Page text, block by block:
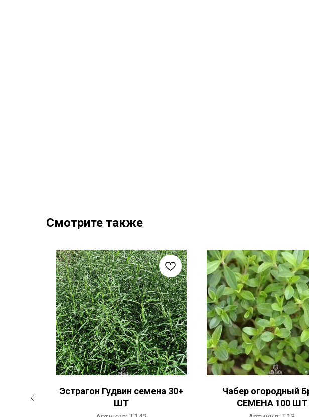
Смотрите также
Эстрагон Гудвин семена 30+
ШТ
Чабер огородный
СЕМЕНА 100 ШТ